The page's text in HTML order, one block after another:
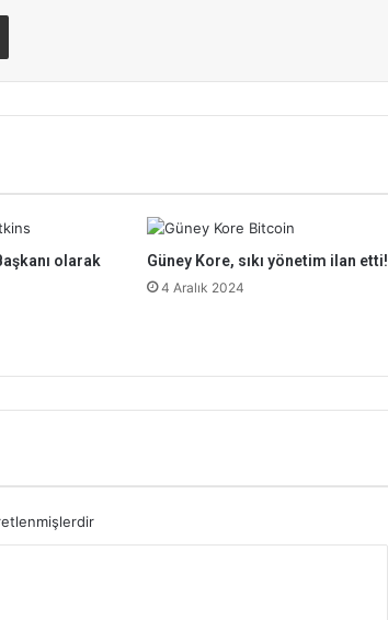
E-Posta ile paylaş
olarak
Güney Kore, sıkı yönetim ilan etti!
4 Aralık 2024